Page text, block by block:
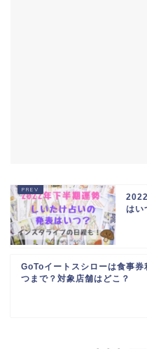
はい
GoToイートスシローは食事券
つまで？対象店舗はどこ？